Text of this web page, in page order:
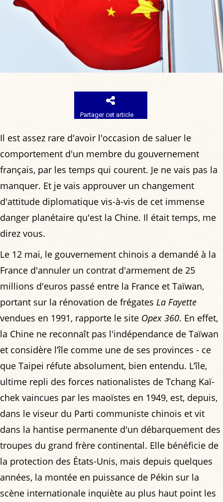
Partager cet article
Il est assez rare d'avoir l'occasion de saluer le
comportement d'un membre du gouvernement
français, par les temps qui courent. Je ne vais pas la
manquer. Et je vais approuver un changement
d'attitude diplomatique vis-à-vis de cet immense
danger planétaire qu'est la Chine. Il était temps, me
direz vous.
Le 12 mai, le gouvernement chinois a demandé à la
France d'annuler un contrat d'armement de 25
millions d'euros passé entre la France et Taïwan,
portant sur la rénovation de frégates La Fayette
vendues en 1991, rapporte le site Opex 360. En effet,
la Chine ne reconnaît pas l'indépendance de Taïwan
et considère l’île comme une de ses provinces - ce
que Taipei réfute absolument, bien entendu. L’île,
ultime repli des forces nationalistes de Tchang Kaï-
chek vaincues par les maoïstes en 1949, est, depuis,
dans le viseur du Parti communiste chinois et vit
dans la hantise permanente d'un débarquement des
troupes du grand frère continental. Elle bénéficie de
la protection des États-Unis, mais depuis quelques
années, la montée en puissance de Pékin sur la
scène internationale inquiète au plus haut point les